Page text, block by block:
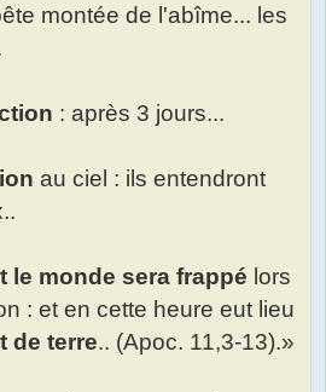
montée de l'abîme... les
: après 3 jours...
au ciel : ils entendront
le monde sera frappé lors
: et en cette heure eut lieu
de terre.. (Apoc. 11,3-13).»